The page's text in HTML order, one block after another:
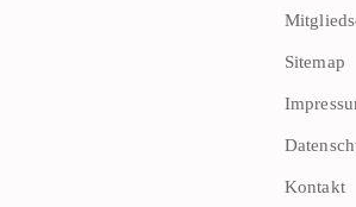
Sitemap
Kontakt